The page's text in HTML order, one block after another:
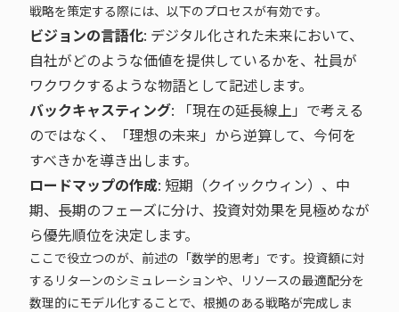
戦略を策定する際には、以下のプロセスが有効です。
ビジョンの言語化: デジタル化された未来において、
自社がどのような価値を提供しているかを、社員が
ワクワクするような物語として記述します。
バックキャスティング: 「現在の延長線上」で考える
のではなく、「理想の未来」から逆算して、今何を
すべきかを導き出します。
ロードマップの作成: 短期（クイックウィン）、中
期、長期のフェーズに分け、投資対効果を見極めなが
ら優先順位を決定します。
ここで役立つのが、前述の「数学的思考」です。投資額に対
するリターンのシミュレーションや、リソースの最適配分を
数理的にモデル化することで、根拠のある戦略が完成しま